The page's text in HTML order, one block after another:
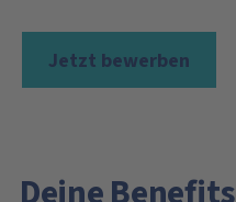
Jetzt bewerben